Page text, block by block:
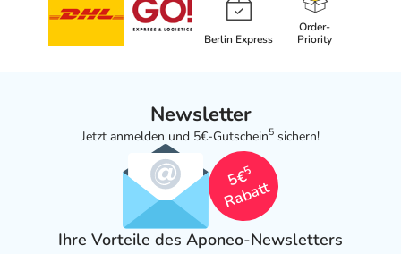
Berlin Express
Order-
Priority
Newsletter
Jetzt anmelden und 5€-Gutschein5 sichern!
5€
5
Rabatt
Ihre Vorteile des Aponeo-Newsletters